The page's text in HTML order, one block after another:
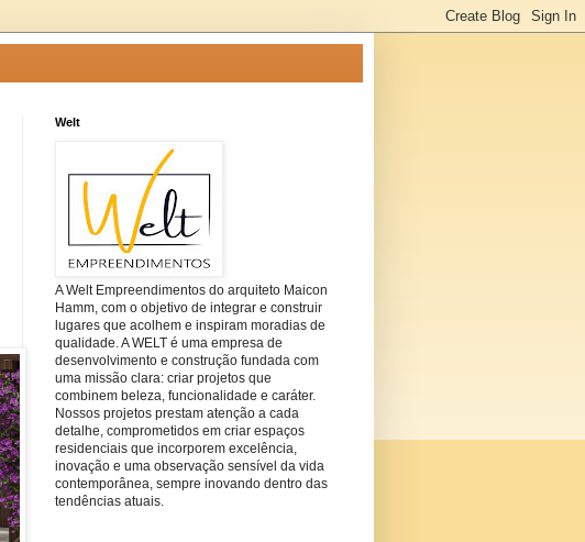
Welt
A Welt Empreendimentos do arquiteto Maicon
Hamm, com o objetivo de integrar e construir
lugares que acolhem e inspiram moradias de
qualidade. A WELT é uma empresa de
desenvolvimento e construção fundada com
uma missão clara: criar projetos que
combinem beleza, funcionalidade e caráter.
Nossos projetos prestam atenção a cada
detalhe, comprometidos em criar espaços
residenciais que incorporem excelência,
inovação e uma observação sensível da vida
contemporânea, sempre inovando dentro das
tendências atuais.